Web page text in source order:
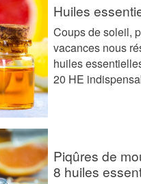
Huiles
Coups de soleil,
vacances nous
huiles
20 HE
Piqûres de
8 huiles